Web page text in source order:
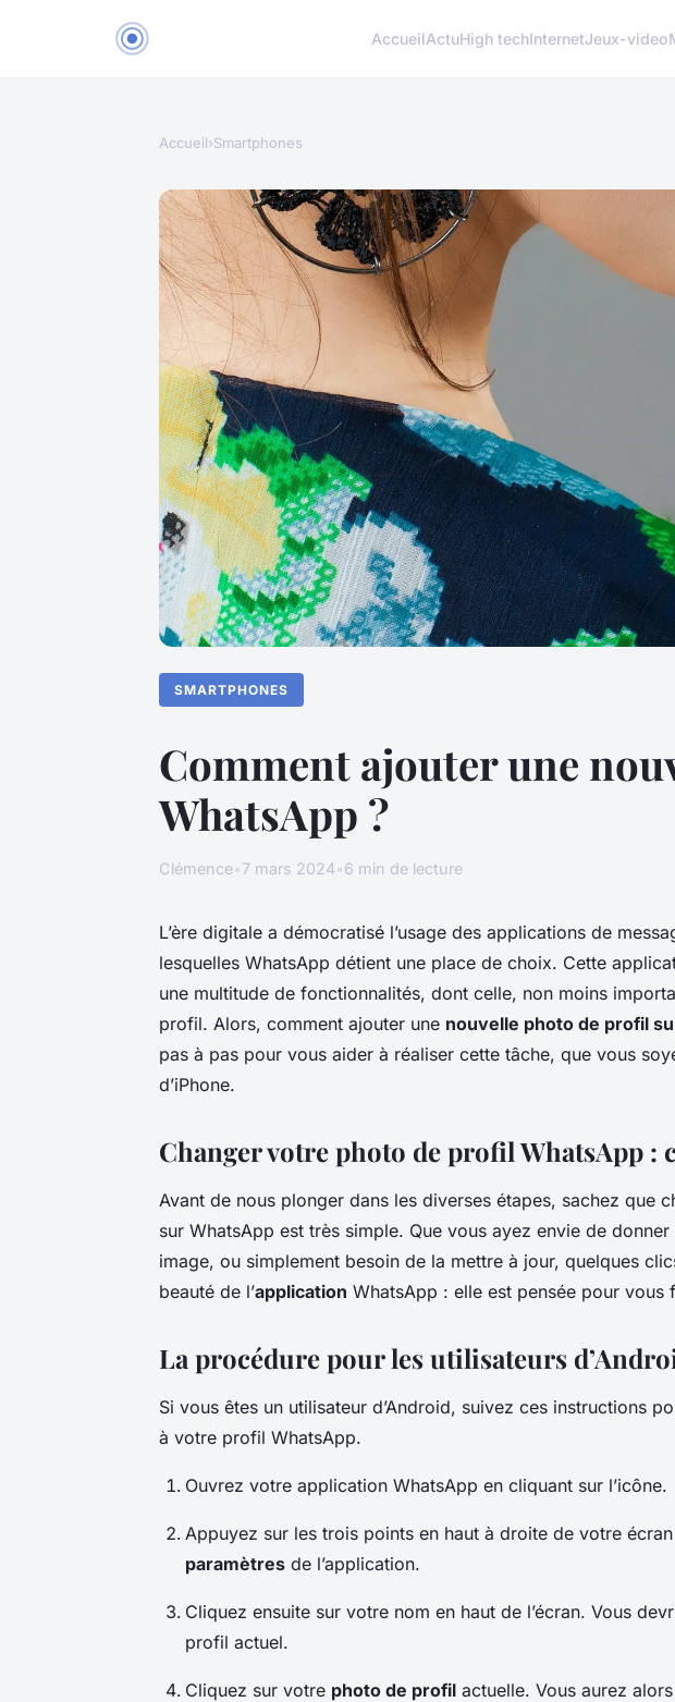
AccueilActuHigh techInternetJeux-video
Accueil›Smartphones
SMARTPHONES
Comment ajouter une
WhatsApp ?
Clémence•7 mars 2024•6 min de lecture
L’ère digitale a démocratisé l’usage des applications de
lesquelles WhatsApp détient une place de choix. Cette
une multitude de fonctionnalités, dont celle, non moins
profil. Alors, comment ajouter une nouvelle photo de profil
pas à pas pour vous aider à réaliser cette tâche, que vous
d’iPhone.
Changer votre photo de profil WhatsApp :
Avant de nous plonger dans les diverses étapes, sachez que
sur WhatsApp est très simple. Que vous ayez envie de
image, ou simplement besoin de la mettre à jour, quelques
beauté de l’application WhatsApp : elle est pensée pour vous
La procédure pour les utilisateurs
Si vous êtes un utilisateur d’Android, suivez ces instructions
à votre profil WhatsApp.
Ouvrez votre application WhatsApp en cliquant sur l’icône.
Appuyez sur les trois points en haut à droite de votre
paramètres de l’application.
Cliquez ensuite sur votre nom en haut de l’écran. Vous
profil actuel.
Cliquez sur votre photo de profil actuelle. Vous aurez